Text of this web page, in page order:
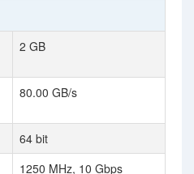
2 GB
80.00 GB/s
64 bit
1250 MHz, 10 Gbps